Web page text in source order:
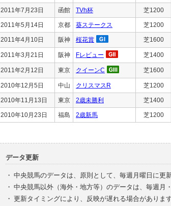
2011年7月23日 函館 TVh杯 芝1200
2011年5月14日 京都 葵ステークス 芝1200
2011年4月10日 阪神 桜花賞 芝1600
2011年3月21日 阪神 Fレビュー 芝1400
2011年2月12日 東京 クイーンC 芝1600
2010年12月5日 中山 クリスマスR 芝1200
2010年11月13日 東京 2歳未勝利 芝1400
2010年10月23日 福島 2歳新馬 芝1200
データ更新
・ 中央競馬のデータは、原則として、毎週月曜日に更
・ 中央競馬以外（海外・地方等）のデータは、毎週月
・ 更新タイミングにより、反映が遅れる場合があります